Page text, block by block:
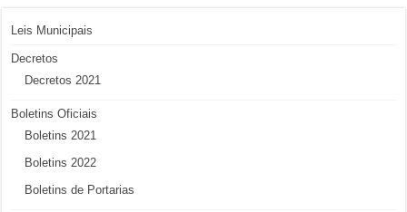
Leis Municipais
Decretos
Decretos 2021
Boletins Oficiais
Boletins 2021
Boletins 2022
Boletins de Portarias